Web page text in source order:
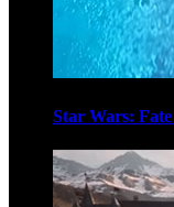
Star Wars: